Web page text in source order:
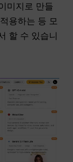
미지로 만들
용하는 등 모
할 수 있습니